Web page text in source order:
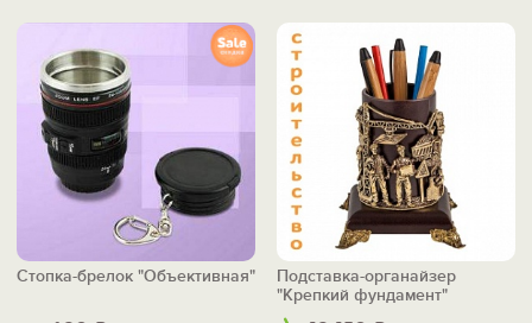
Стопка-брелок "Объективная"
Подставка-органайзер
"Крепкий фундамент"